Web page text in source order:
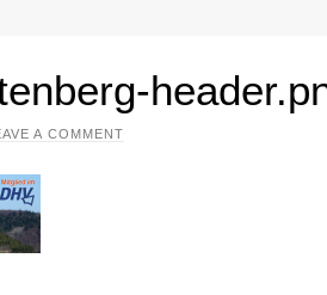
A COMMENT